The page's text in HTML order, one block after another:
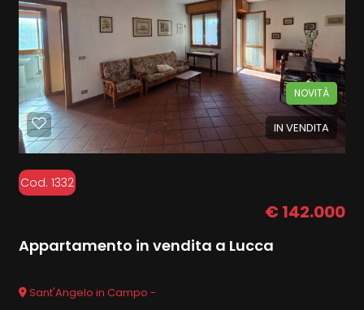
IN VENDITA
NOVITÀ
Cod. 1332
€ 142.000
Appartamento in vendita a Lucca
Sant'Angelo in Campo -